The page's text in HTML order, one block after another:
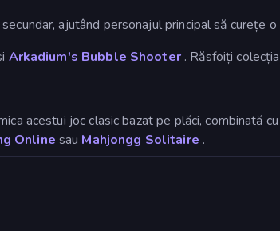
ajutând personajul principal să curețe
Arkadium's Bubble Shooter. Răsfoiți
acestui joc clasic bazat pe plăci, combinată
Online sau Mahjongg Solitaire .